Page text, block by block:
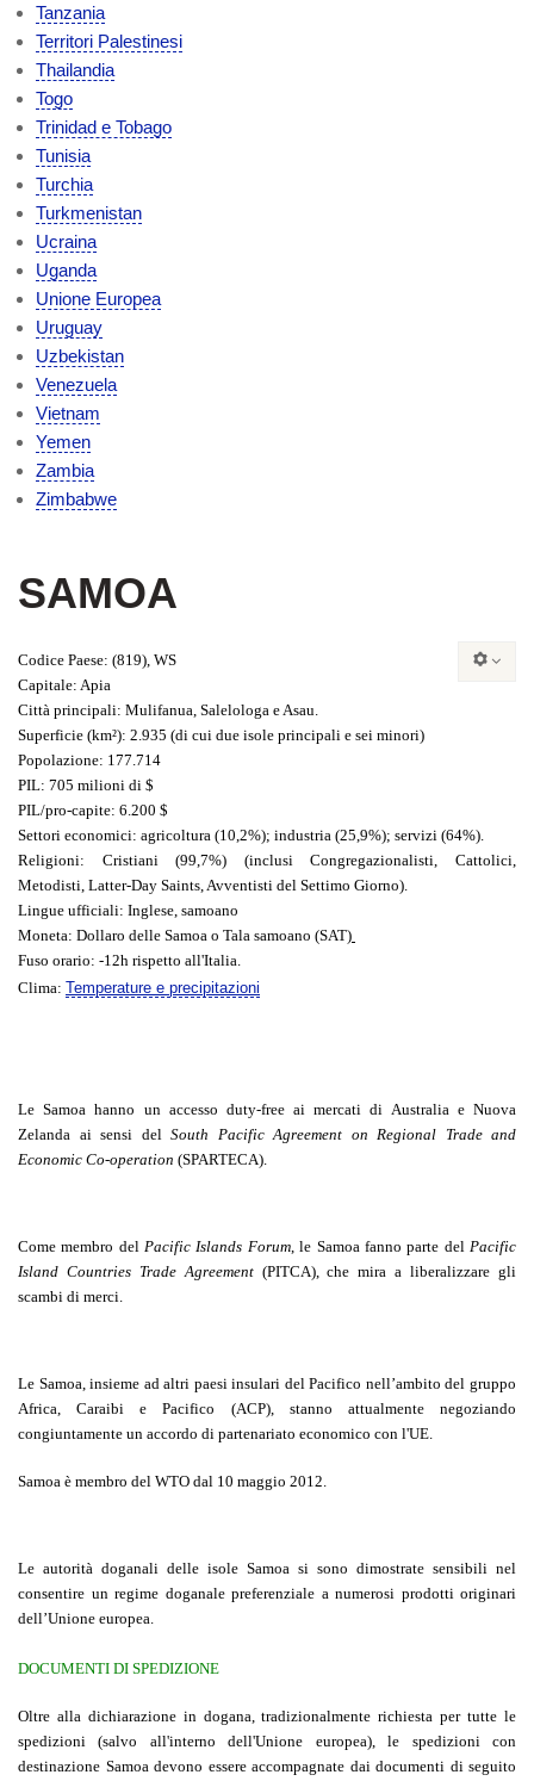
Tanzania
Territori Palestinesi
Thailandia
Togo
Trinidad e Tobago
Tunisia
Turchia
Turkmenistan
Ucraina
Uganda
Unione Europea
Uruguay
Uzbekistan
Venezuela
Vietnam
Yemen
Zambia
Zimbabwe
SAMOA
Codice Paese: (819), WS
Capitale: Apia
Città principali: Mulifanua, Salelologa e Asau.
Superficie (km²): 2.935 (di cui due isole principali e sei minori)
Popolazione: 177.714
PIL: 705 milioni di $
PIL/pro-capite: 6.200 $
Settori economici: agricoltura (10,2%); industria (25,9%); servizi (64%).
Religioni: Cristiani (99,7%) (inclusi Congregazionalisti, Cattolici,
Metodisti, Latter-Day Saints, Avventisti del Settimo Giorno).
Lingue ufficiali: Inglese, samoano
Moneta: Dollaro delle Samoa o Tala samoano (SAT)
Fuso orario: -12h rispetto all'Italia.
Clima: Temperature e precipitazioni
Le Samoa hanno un accesso duty-free ai mercati di Australia e Nuova
Zelanda ai sensi del South Pacific Agreement on Regional Trade and
Economic Co-operation (SPARTECA).
Come membro delPacific Islands Forum, le Samoa fanno parte delPacific
Island Countries Trade Agreement (PITCA), che mira a liberalizzare gli
scambi di merci.
Le Samoa, insieme ad altri paesi insulari del Pacifico nell’ambito del gruppo
Africa, Caraibi e Pacifico (ACP), stanno attualmente negoziando
congiuntamente un accordo di partenariato economico con l'UE.
Samoa è membro del WTO dal 10 maggio 2012.
Le autorità doganali delle isole Samoa si sono dimostrate sensibili nel
consentire un regime doganale preferenziale a numerosi prodotti originari
dell’Unione europea.
DOCUMENTI DI SPEDIZIONE
Oltre alla dichiarazione in dogana, tradizionalmente richiesta per tutte le
spedizioni (salvo all'interno dell'Unione europea), le spedizioni con
destinazione Samoa devono essere accompagnate dai documenti di seguito